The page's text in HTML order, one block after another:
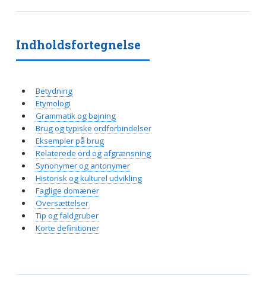
Indholdsfortegnelse
Betydning
Etymologi
Grammatik og bøjning
Brug og typiske ordforbindelser
Eksempler på brug
Relaterede ord og afgrænsning
Synonymer og antonymer
Historisk og kulturel udvikling
Faglige domæner
Oversættelser
Tip og faldgruber
Korte definitioner